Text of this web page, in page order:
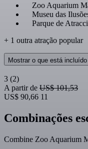
Zoo Aquarium
Museu das
Parque de
+ 1 outra atração popular
Mostrar o que está incluído
3 (2)
A partir de US$ 101,53
US$ 90,66 11
Combinações
Combine Zoo Aquarium